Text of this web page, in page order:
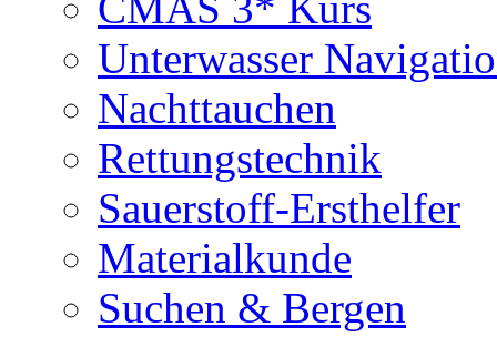
Unterwasser
Nachttauchen
Rettungstechnik
Sauerstoff-Ersthelfer
Materialkunde
Suchen & Bergen